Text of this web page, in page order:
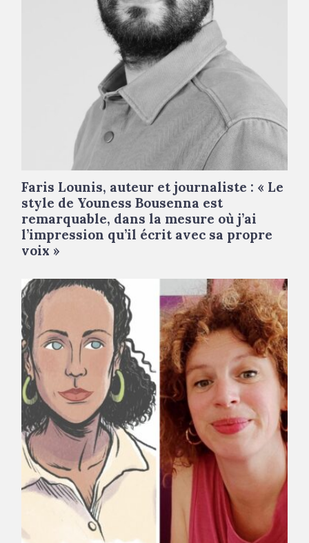
Faris Lounis, auteur et journaliste : « Le
style de Youness Bousenna est
remarquable, dans la mesure où j’ai
l’impression qu’il écrit avec sa propre
voix »